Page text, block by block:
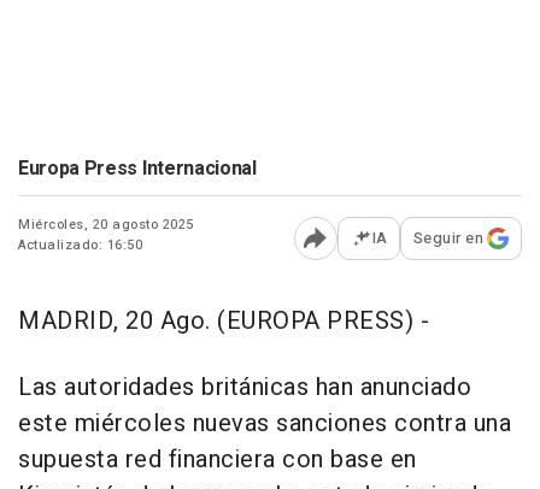
Europa Press Internacional
Miércoles, 20 agosto 2025
Actualizado: 16:50
Abrir opciones para
IA Seguir en
MADRID, 20 Ago. (EUROPA PRESS) -
Las autoridades británicas han anunciado
este miércoles nuevas sanciones contra una
supuesta red financiera con base en